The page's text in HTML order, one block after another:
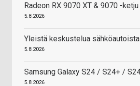
Radeon RX 9070 XT & 9070 -
5.8.2026
Yleistä keskustelua sähköautoista
5.8.2026
Samsung Galaxy S24 / S24+ /
5.8.2026